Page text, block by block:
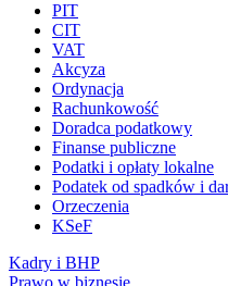
PIT
CIT
VAT
Akcyza
Ordynacja
Rachunkowość
Doradca podatkowy
Finanse publiczne
Podatki i opłaty lokalne
Podatek od spadków i
Orzeczenia
KSeF
Kadry i BHP